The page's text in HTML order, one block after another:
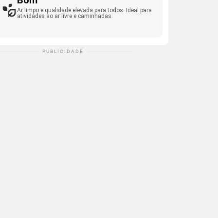
Ar limpo e qualidade elevada para todos. Ideal para
atividades ao ar livre e caminhadas.